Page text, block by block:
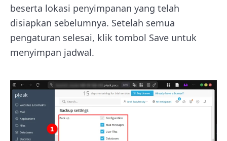
beserta lokasi penyimpanan yang telah
disiapkan sebelumnya. Setelah semua
pengaturan selesai, klik tombol Save untuk
menyimpan jadwal.